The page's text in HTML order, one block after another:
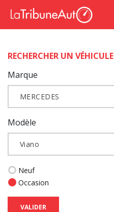
RECHERCHER UN VÉHICULE
Marque
MERCEDES
Modèle
Viano
Neuf
Occasion
VALIDER